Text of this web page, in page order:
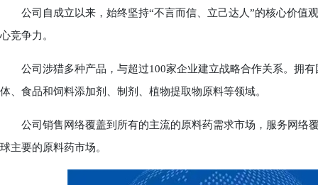
公司自成立以来，始终坚持“不言而信、立己达人”的核心价值
心竞争力。
公司涉猎多种产品，与超过100家企业建立战略合作关系。拥有
体、食品和饲料添加剂、制剂、植物提取物原料等领域。
公司销售网络覆盖到所有的主流的原料药需求市场，服务网络
球主要的原料药市场。